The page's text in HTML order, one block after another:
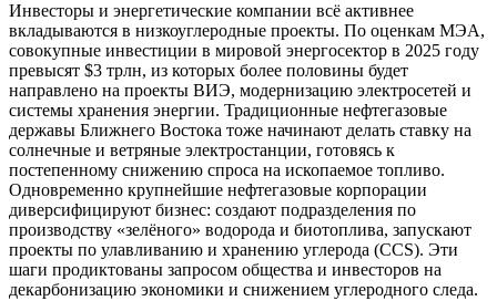
Инвесторы и энергетические компании всё активнее
вкладываются в низкоуглеродные проекты. По оценкам МЭА,
совокупные инвестиции в мировой энергосектор в 2025 году
превысят $3 трлн, из которых более половины будет
направлено на проекты ВИЭ, модернизацию электросетей и
системы хранения энергии. Традиционные нефтегазовые
державы Ближнего Востока тоже начинают делать ставку на
солнечные и ветряные электростанции, готовясь к
постепенному снижению спроса на ископаемое топливо.
Одновременно крупнейшие нефтегазовые корпорации
диверсифицируют бизнес: создают подразделения по
производству «зелёного» водорода и биотоплива, запускают
проекты по улавливанию и хранению углерода (CCS). Эти
шаги продиктованы запросом общества и инвесторов на
декарбонизацию экономики и снижением углеродного следа.